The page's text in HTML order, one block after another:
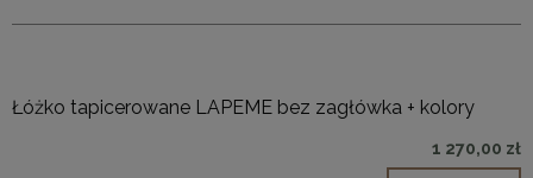
Łóżko tapicerowane LAPEME bez zagłówka + kolory
1 270,00 zł